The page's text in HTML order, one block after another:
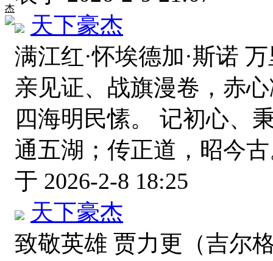
杰
天下豪杰
满江红·怀埃德加·斯诺
亲见证、战旗漫卷，赤
四海明民愫。 记初心、
通五湖；传正道，昭今
于 2026-2-8 18:25
天下豪杰
致敬英雄 贾力更（吉尔